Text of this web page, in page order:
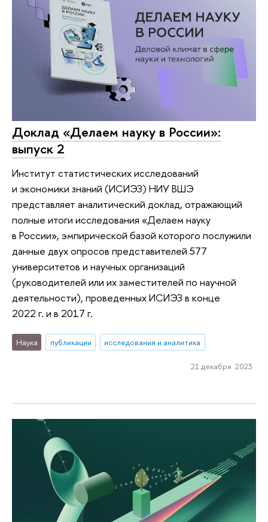
Доклад «Делаем науку в России»:
выпуск 2
Институт статистических исследований
и экономики знаний (ИСИЭЗ) НИУ ВШЭ
представляет аналитический доклад, отражающий
полные итоги исследования «Делаем науку
в России», эмпирической базой которого послужили
данные двух опросов представителей 577
университетов и научных организаций
(руководителей или их заместителей по научной
деятельности), проведенных ИСИЭЗ в конце
2022 г. и в 2017 г.
Наука публикации исследования и аналитика
21 декабря 2023